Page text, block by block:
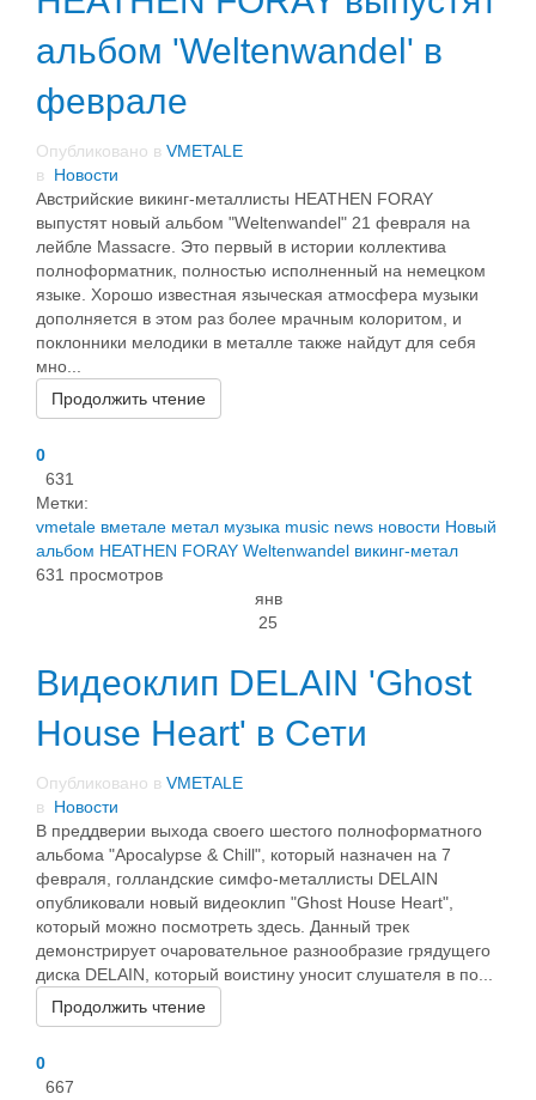
альбом 'Weltenwandel' в
феврале
Опубликовано в VMETALE
в Новости
Австрийские викинг-металлисты HEATHEN FORAY
выпустят новый альбом "Weltenwandel" 21 февраля на
лейбле Massacre. Это первый в истории коллектива
полноформатник, полностью исполненный на немецком
языке. Хорошо известная языческая атмосфера музыки
дополняется в этом раз более мрачным колоритом, и
поклонники мелодики в металле также найдут для себя
мно...
Продолжить чтение
0
631
Метки:
vmetale вметале метал музыка music news новости Новый
альбом HEATHEN FORAY Weltenwandel викинг-метал
631 просмотров
янв
25
Видеоклип DELAIN 'Ghost
House Heart' в Сети
Опубликовано в VMETALE
в Новости
В преддверии выхода своего шестого полноформатного
альбома "Apocalypse & Chill", который назначен на 7
февраля, голландские симфо-металлисты DELAIN
опубликовали новый видеоклип "Ghost House Heart",
который можно посмотреть здесь. Данный трек
демонстрирует очаровательное разнообразие грядущего
диска DELAIN, который воистину уносит слушателя в по...
Продолжить чтение
0
667